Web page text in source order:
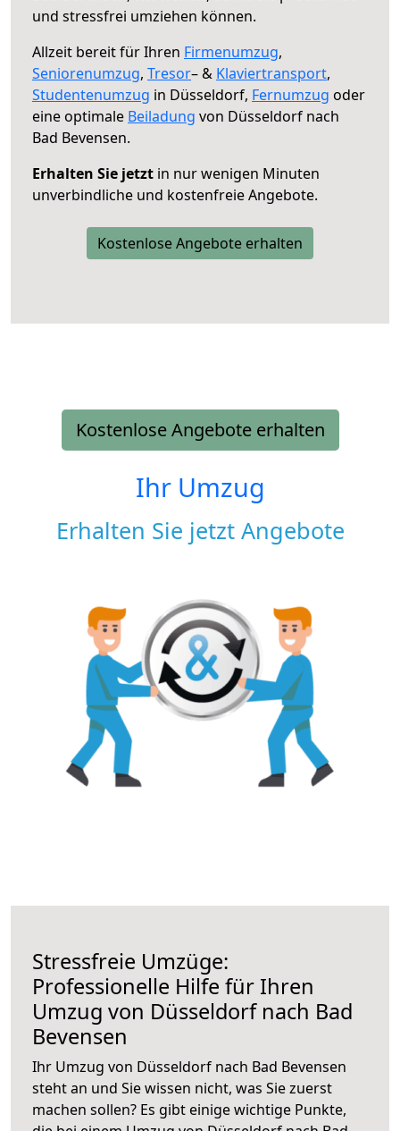
und stressfrei umziehen können.
Allzeit bereit für Ihren Firmenumzug,
Seniorenumzug, Tresor– & Klaviertransport,
Studentenumzug in Düsseldorf, Fernumzug oder
eine optimale Beiladung von Düsseldorf nach
Bad Bevensen.
Erhalten Sie jetzt in nur wenigen Minuten
unverbindliche und kostenfreie Angebote.
Kostenlose Angebote erhalten
Kostenlose Angebote erhalten
Ihr Umzug
Erhalten Sie jetzt Angebote
Stressfreie Umzüge:
Professionelle Hilfe für Ihren
Umzug von Düsseldorf nach Bad
Bevensen
Ihr Umzug von Düsseldorf nach Bad Bevensen
steht an und Sie wissen nicht, was Sie zuerst
machen sollen? Es gibt einige wichtige Punkte,